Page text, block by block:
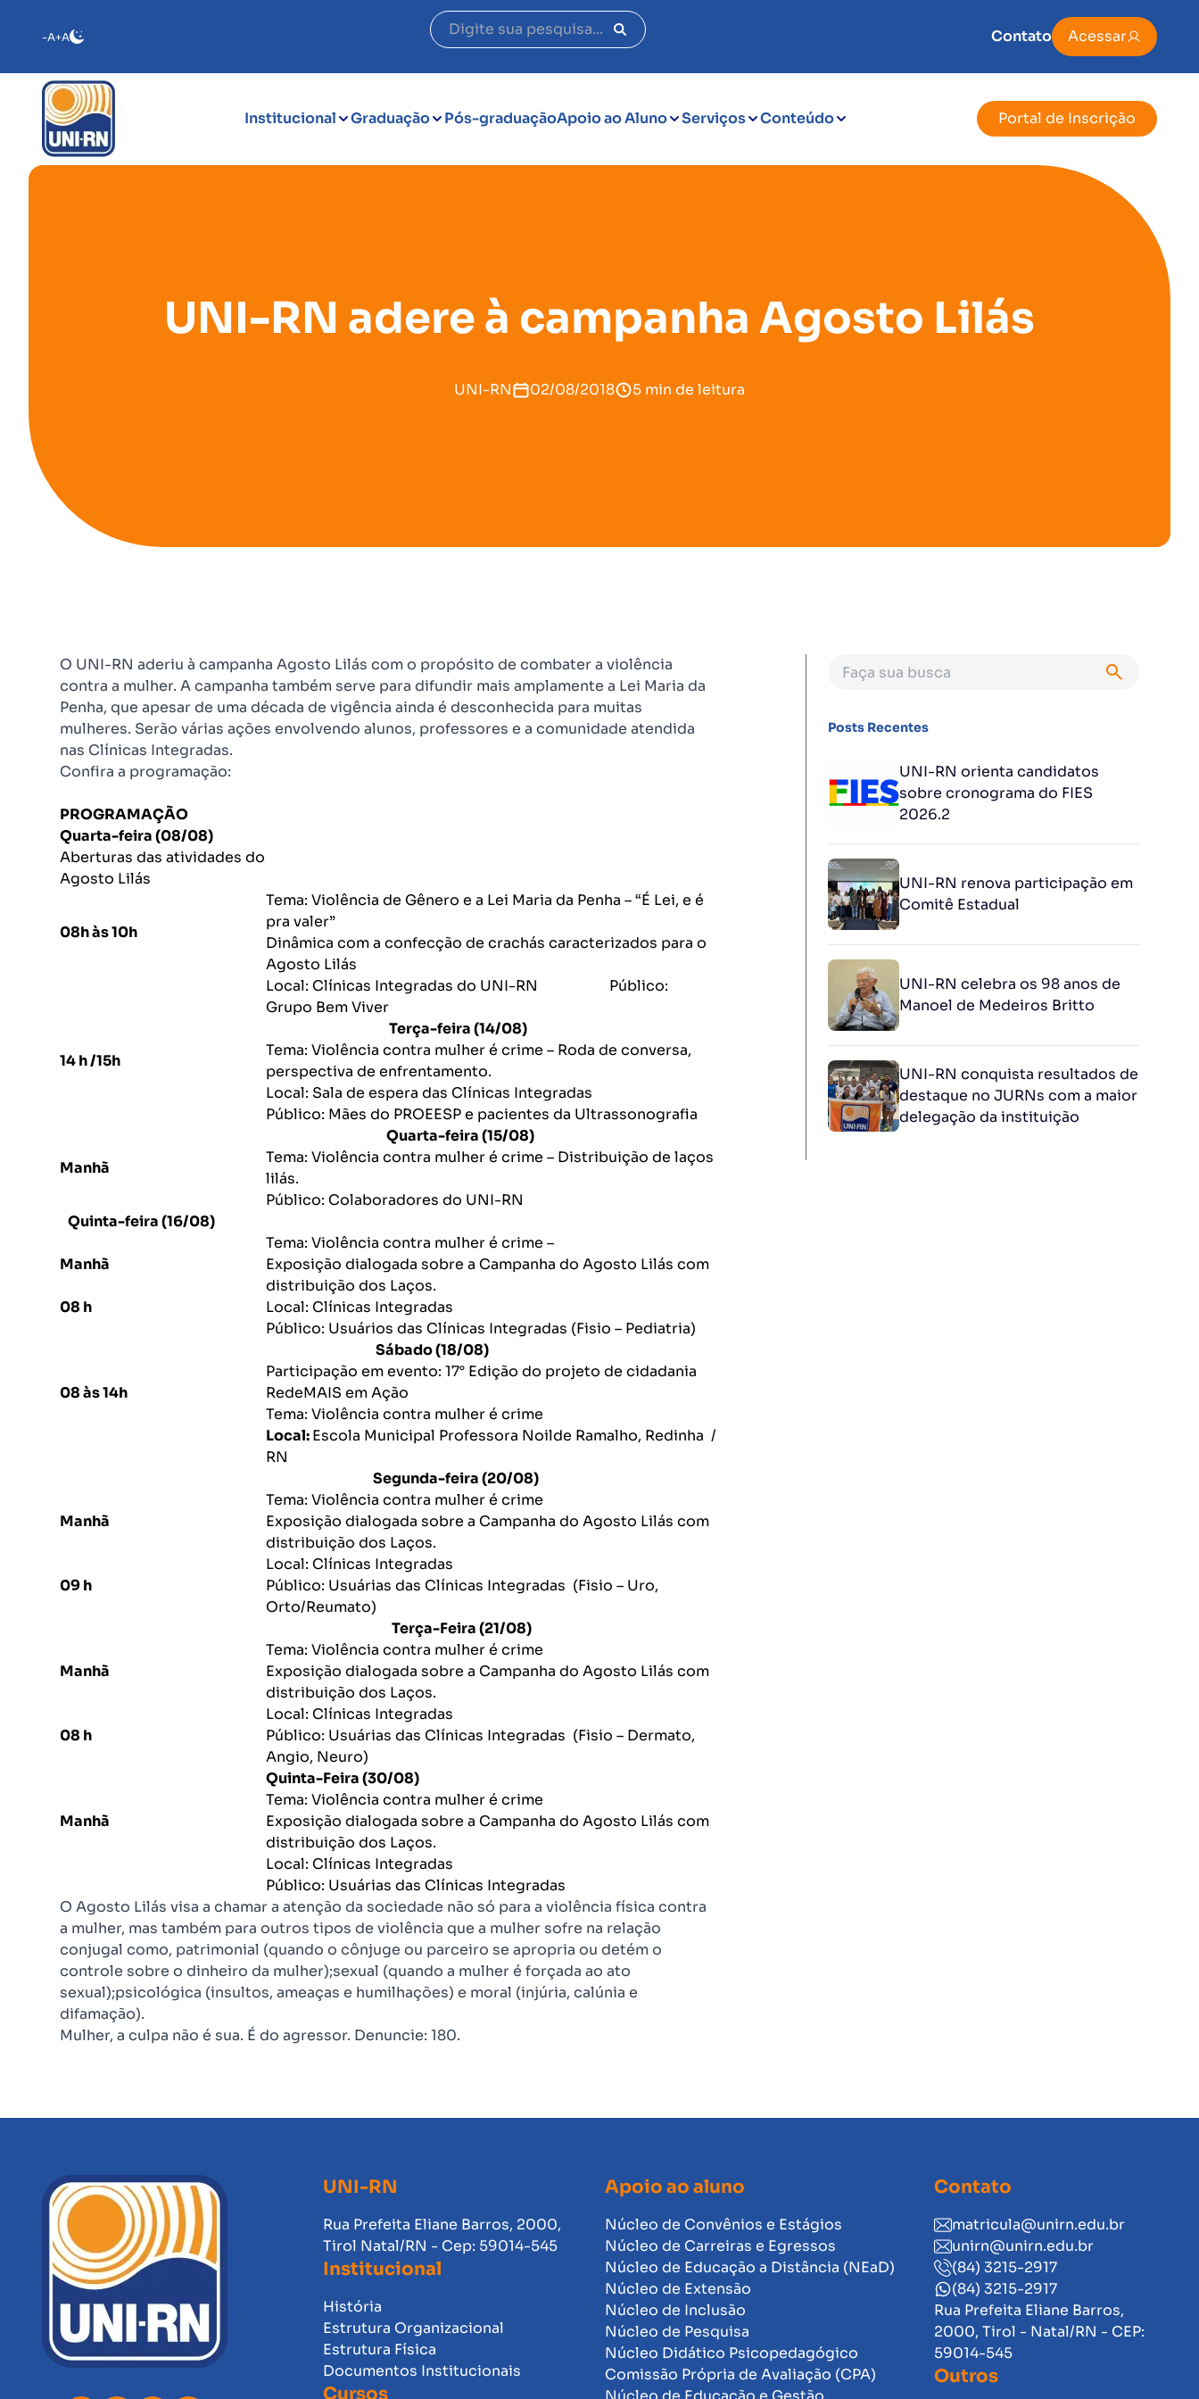
-A+A Contato Acessar
Institucional Graduação Pós-graduaçãoApoio ao Aluno Serviços Conteúdo Portal de Inscrição
UNI-RN adere à campanha Agosto Lilás
UNI-RN 02/08/2018 5 min de leitura
O UNI-RN aderiu à campanha Agosto Lilás com o propósito de combater a violência
contra a mulher. A campanha também serve para difundir mais amplamente a Lei Maria da
Penha, que apesar de uma década de vigência ainda é desconhecida para muitas
mulheres. Serão várias ações envolvendo alunos, professores e a comunidade atendida
nas Clínicas Integradas.
Confira a programação:
PROGRAMAÇÃO
Quarta-feira (08/08)
Aberturas das atividades do
Agosto Lilás
08h às 10h
Tema: Violência de Gênero e a Lei Maria da Penha – “É Lei, e é
pra valer”
Dinâmica com a confecção de crachás caracterizados para o
Agosto Lilás
Local: Clínicas Integradas do UNI-RN Público:
Grupo Bem Viver
Terça-feira (14/08)
14 h /15h
Tema: Violência contra mulher é crime – Roda de conversa,
perspectiva de enfrentamento.
Local: Sala de espera das Clínicas Integradas
Público: Mães do PROEESP e pacientes da Ultrassonografia
Quarta-feira (15/08)
Manhã
Tema: Violência contra mulher é crime – Distribuição de laços
lilás.
Público: Colaboradores do UNI-RN
Quinta-feira (16/08)
Manhã
Tema: Violência contra mulher é crime –
Exposição dialogada sobre a Campanha do Agosto Lilás com
distribuição dos Laços.
08 h
Local: Clínicas Integradas
Público: Usuários das Clínicas Integradas (Fisio – Pediatria)
Sábado (18/08)
08 às 14h
Participação em evento: 17° Edição do projeto de cidadania
RedeMAIS em Ação
Tema: Violência contra mulher é crime
Local:Escola Municipal Professora Noilde Ramalho, Redinha /
RN
Segunda-feira (20/08)
Manhã
Tema: Violência contra mulher é crime
Exposição dialogada sobre a Campanha do Agosto Lilás com
distribuição dos Laços.
09 h
Local: Clínicas Integradas
Público: Usuárias das Clínicas Integradas (Fisio – Uro,
Orto/Reumato)
Terça-Feira (21/08)
Manhã
Tema: Violência contra mulher é crime
Exposição dialogada sobre a Campanha do Agosto Lilás com
distribuição dos Laços.
08 h
Local: Clínicas Integradas
Público: Usuárias das Clínicas Integradas (Fisio – Dermato,
Angio, Neuro)
Quinta-Feira (30/08)
Manhã
Tema: Violência contra mulher é crime
Exposição dialogada sobre a Campanha do Agosto Lilás com
distribuição dos Laços.
Local: Clínicas Integradas
Público: Usuárias das Clínicas Integradas
O Agosto Lilás visa a chamar a atenção da sociedade não só para a violência física contra
a mulher, mas também para outros tipos de violência que a mulher sofre na relação
conjugal como, patrimonial (quando o cônjuge ou parceiro se apropria ou detém o
controle sobre o dinheiro da mulher);sexual (quando a mulher é forçada ao ato
sexual);psicológica (insultos, ameaças e humilhações) e moral (injúria, calúnia e
difamação).
Mulher, a culpa não é sua. É do agressor. Denuncie: 180.
Posts Recentes
UNI-RN orienta candidatos
sobre cronograma do FIES
2026.2
UNI-RN renova participação em
Comitê Estadual
UNI-RN celebra os 98 anos de
Manoel de Medeiros Britto
UNI-RN conquista resultados de
destaque no JURNs com a maior
delegação da instituição
UNI-RN
Rua Prefeita Eliane Barros, 2000,
Tirol Natal/RN - Cep: 59014-545
Institucional
História
Estrutura Organizacional
Estrutura Física
Documentos Institucionais
Cursos
Apoio ao aluno
Núcleo de Convênios e Estágios
Núcleo de Carreiras e Egressos
Núcleo de Educação a Distância (NEaD)
Núcleo de Extensão
Núcleo de Inclusão
Núcleo de Pesquisa
Núcleo Didático Psicopedagógico
Comissão Própria de Avaliação (CPA)
Contato
matricula@unirn.edu.br
unirn@unirn.edu.br
(84) 3215-2917
(84) 3215-2917
Rua Prefeita Eliane Barros,
2000, Tirol - Natal/RN - CEP:
59014-545
Outros